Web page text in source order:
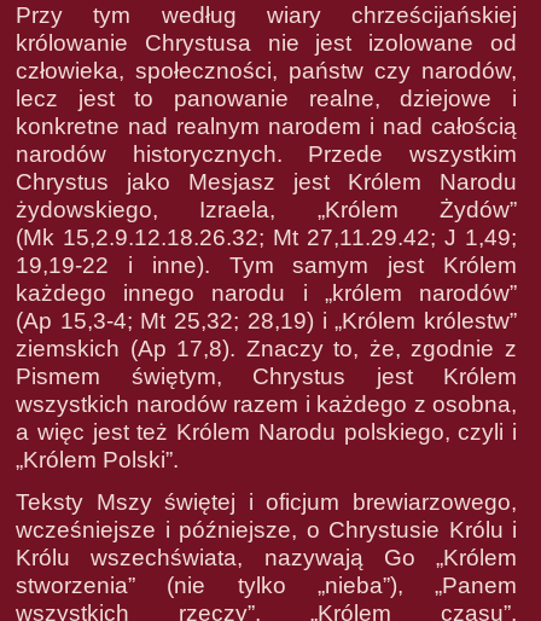
Przy tym według wiary chrześcijańskiej
królowanie Chrystusa nie jest izolowane od
człowieka, społeczności, państw czy narodów,
lecz jest to panowanie realne, dziejowe i
konkretne nad realnym narodem i nad całością
narodów historycznych. Przede wszystkim
Chrystus jako Mesjasz jest Królem Narodu
żydowskiego, Izraela, „Królem Żydów”
(Mk 15,2.9.12.18.26.32; Mt 27,11.29.42; J 1,49;
19,19-22 i inne). Tym samym jest Królem
każdego innego narodu i „królem narodów”
(Ap 15,3-4; Mt 25,32; 28,19) i „Królem królestw”
ziemskich (Ap 17,8). Znaczy to, że, zgodnie z
Pismem świętym, Chrystus jest Królem
wszystkich narodów razem i każdego z osobna,
a więc jest też Królem Narodu polskiego, czyli i
„Królem Polski”.
Teksty Mszy świętej i oficjum brewiarzowego,
wcześniejsze i późniejsze, o Chrystusie Królu i
Królu wszechświata, nazywają Go „Królem
stworzenia” (nie tylko „nieba”), „Panem
wszystkich rzeczy”, „Królem czasu”,